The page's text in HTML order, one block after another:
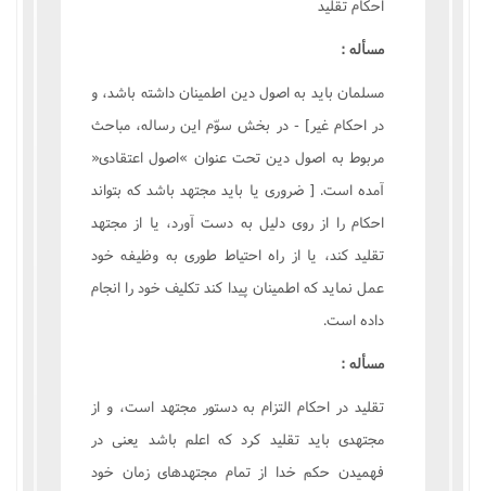
احکام تقليد
مسأله :
مسلمان بايد به اصول دين اطمينان داشته باشد، و
در احکام غير] - در بخش سوّم اين رساله، مباحث
مربوط به اصول دين تحت عنوان »اصول اعتقادى«
آمده است. [ ضرورى يا بايد مجتهد باشد که بتواند
احکام را از روى دليل به دست آورد، يا از مجتهد
تقليد کند، يا از راه احتياط طورى به وظيفه خود
عمل نمايد که اطمينان پيدا کند تکليف خود را انجام
داده است.
مسأله :
تقليد در احکام التزام به دستور مجتهد است، و از
مجتهدى بايد تقليد کرد که اعلم باشد يعنى در
فهميدن حکم خدا از تمام مجتهدهاى زمان خود